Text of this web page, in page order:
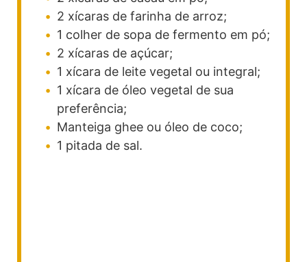
2 xícaras de farinha de arroz;
1 colher de sopa de fermento em pó;
2 xícaras de açúcar;
1 xícara de leite vegetal ou integral;
1 xícara de óleo vegetal de sua
preferência;
Manteiga ghee ou óleo de coco;
1 pitada de sal.